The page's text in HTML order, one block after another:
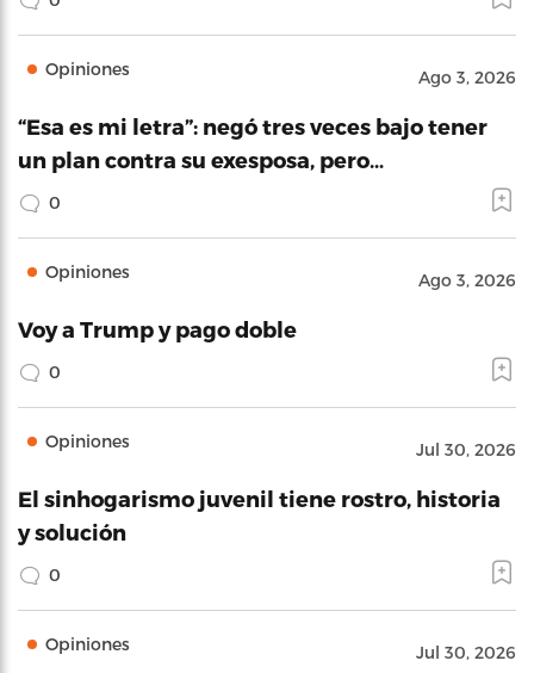
Opiniones Ago 3, 2026
“Esa es mi letra”: negó tres veces bajo tener
un plan contra su exesposa, pero…
0
Opiniones Ago 3, 2026
Voy a Trump y pago doble
0
Opiniones Jul 30, 2026
El sinhogarismo juvenil tiene rostro, historia
y solución
0
Opiniones Jul 30, 2026